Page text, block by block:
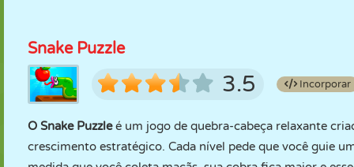
Snake Puzzle
3.5 Incorporar
O Snake Puzzleé um jogo de quebra-cabeça relaxante
crescimento estratégico. Cada nível pede que você guie